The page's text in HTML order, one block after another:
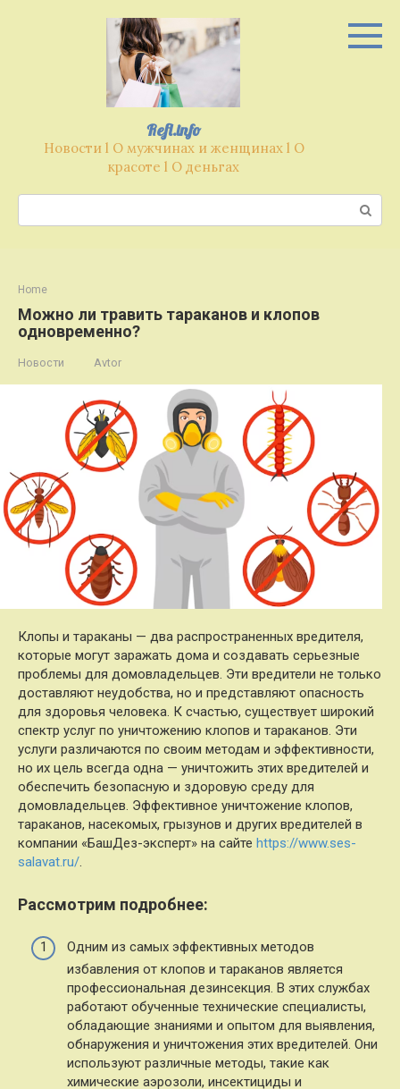
Refl.info
Новости l О мужчинах и женщинах l О
красоте l О деньгах
Поиск:
Home
Можно ли травить тараканов и клопов
одновременно?
Новости Avtor
Клопы и тараканы — два распространенных вредителя,
которые могут заражать дома и создавать серьезные
проблемы для домовладельцев. Эти вредители не только
доставляют неудобства, но и представляют опасность
для здоровья человека. К счастью, существует широкий
спектр услуг по уничтожению клопов и тараканов. Эти
услуги различаются по своим методам и эффективности,
но их цель всегда одна — уничтожить этих вредителей и
обеспечить безопасную и здоровую среду для
домовладельцев. Эффективное уничтожение клопов,
тараканов, насекомых, грызунов и других вредителей в
компании «БашДез-эксперт» на сайте https://www.ses-
salavat.ru/.
Рассмотрим подробнее:
Одним из самых эффективных методов
избавления от клопов и тараканов является
профессиональная дезинсекция. В этих службах
работают обученные технические специалисты,
обладающие знаниями и опытом для выявления,
обнаружения и уничтожения этих вредителей. Они
используют различные методы, такие как
химические аэрозоли, инсектициды и